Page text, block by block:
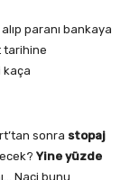
alıp paranı bankaya
tarihine
kaça
sonra stopaj
Yine yüzde
Naci bunu